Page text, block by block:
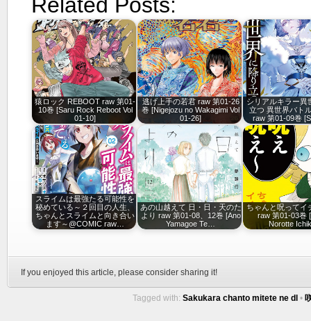
猿ロック REBOOT raw 第01-
10巻 [Saru Rock Reboot Vol
01-10]
逃げ上手の若君 raw 第01-26
巻 [Nigejozu no Wakagimi Vol
01-26]
シリアルキラー異
立つ 異世界バト
raw 第01-09巻
スライムは最強たる可能性を
秘めている～２回目の人生、
ちゃんとスライムと向き合い
ます～@COMIC raw…
あの山越えて 日・日・天のた
より raw 第01-08、12巻 [Ano
Yamagoe Te…
ちゃんと呪ってイ
raw 第01-03巻
Norotte
If you enjoyed this article, please consider sharing it!
Tagged with: Sakukara chanto mitete ne dl •